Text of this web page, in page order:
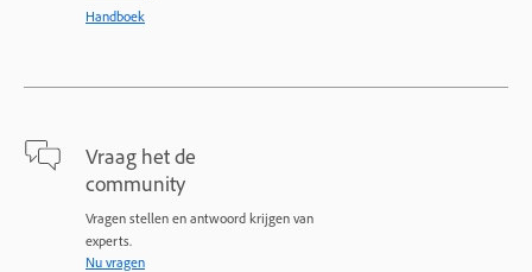
Handboek
Vraag het de
community
Vragen stellen en antwoord krijgen van
experts.
Nu vragen